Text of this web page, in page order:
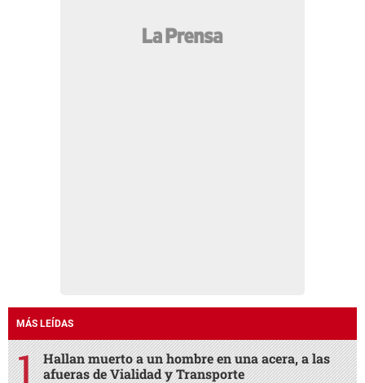
MÁS LEÍDAS
Hallan muerto a un hombre en una acera, a las
afueras de Vialidad y Transporte